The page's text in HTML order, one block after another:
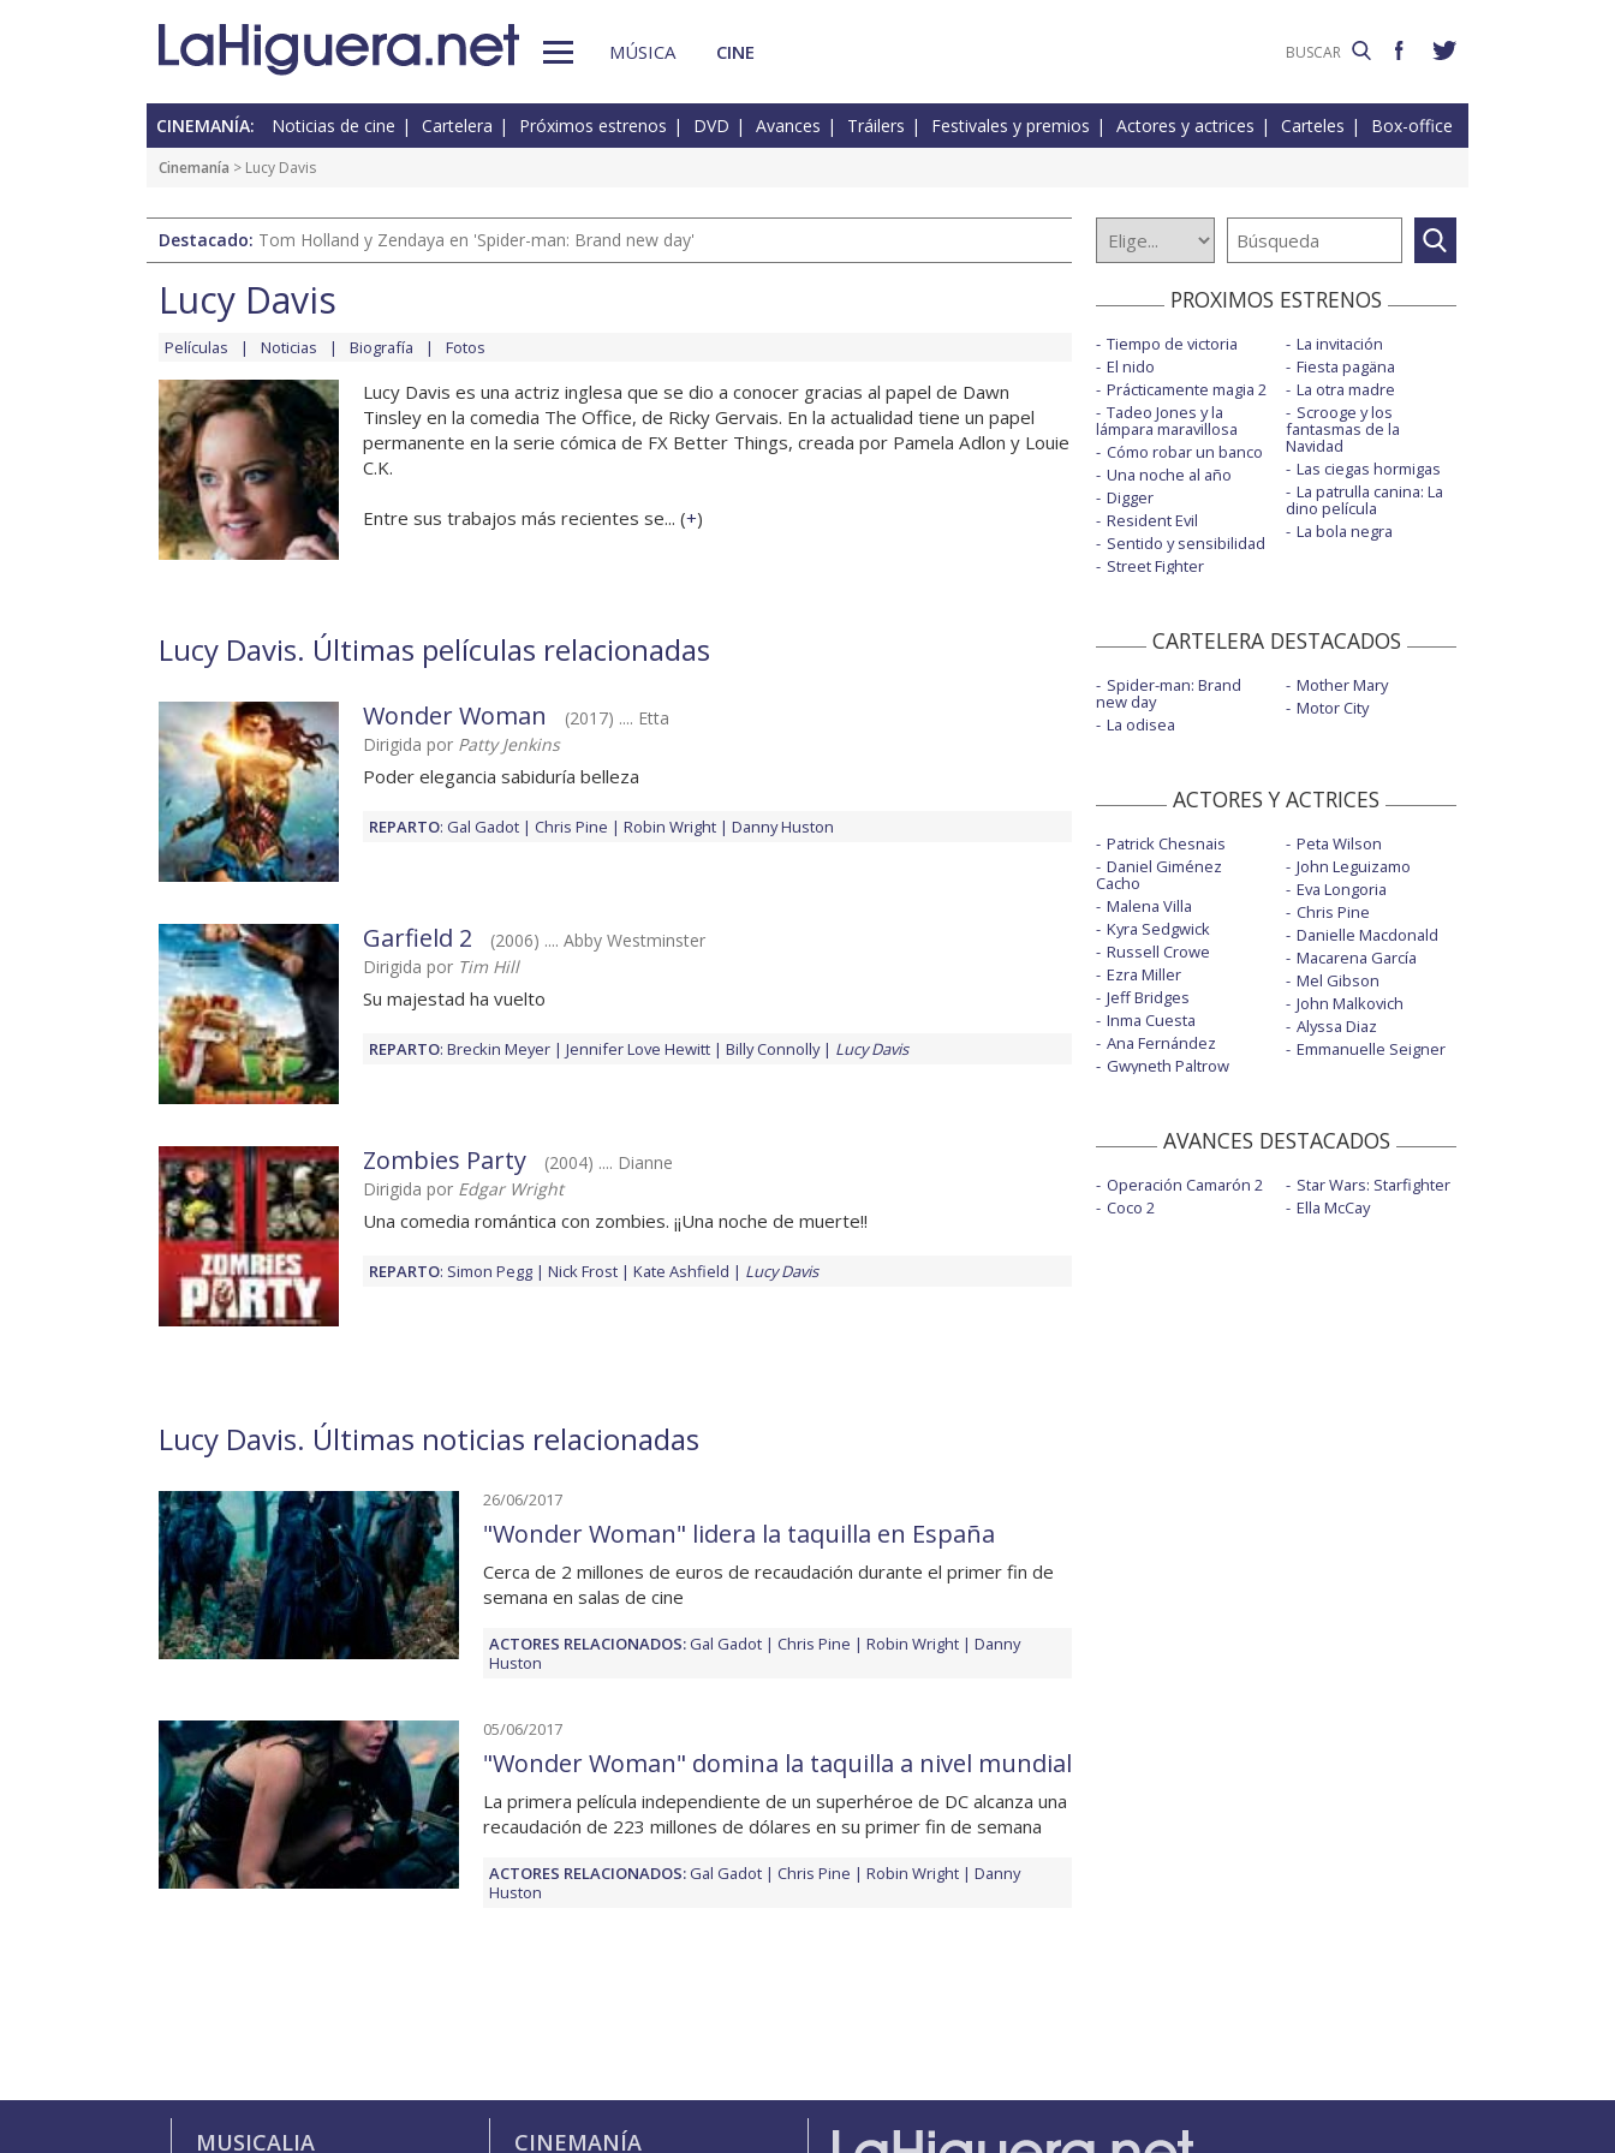
MÚSICA CINE
CINEMANÍA: Noticias de cine Cartelera Próximos estrenos DVD Avances Tráilers Festivales y premios Actores y actrices Carteles Box-office
Cinemanía > Lucy Davis
Destacado: Tom Holland y Zendaya en 'Spider-man: Brand new day'
Lucy Davis
Películas Noticias Biografía Fotos
Lucy Davis es una actriz inglesa que se dio a conocer gracias al papel de Dawn
Tinsley en la comedia The Office, de Ricky Gervais. En la actualidad tiene un papel
permanente en la serie cómica de FX Better Things, creada por Pamela Adlon y Louie
C.K.
Entre sus trabajos más recientes se... (+)
Lucy Davis. Últimas películas relacionadas
Wonder Woman
(2017) .... Etta
Dirigida por Patty Jenkins
Poder elegancia sabiduría belleza
REPARTO: Gal Gadot Chris Pine Robin Wright Danny Huston
Garfield 2
(2006) .... Abby Westminster
Dirigida por Tim Hill
Su majestad ha vuelto
REPARTO: Breckin Meyer Jennifer Love Hewitt Billy Connolly Lucy Davis
Zombies Party
(2004) .... Dianne
Dirigida por Edgar Wright
Una comedia romántica con zombies. ¡¡Una noche de muerte!!
REPARTO: Simon Pegg Nick Frost Kate Ashfield Lucy Davis
Lucy Davis. Últimas noticias relacionadas
26/06/2017
"Wonder Woman" lidera la taquilla en España
Cerca de 2 millones de euros de recaudación durante el primer fin de
semana en salas de cine
ACTORES RELACIONADOS: Gal Gadot Chris Pine Robin Wright
Danny
Huston
05/06/2017
"Wonder Woman" domina la taquilla a nivel mundial
La primera película independiente de un superhéroe de DC alcanza una
recaudación de 223 millones de dólares en su primer fin de semana
ACTORES RELACIONADOS: Gal Gadot Chris Pine Robin Wright
Danny
Huston
PROXIMOS ESTRENOS
Tiempo de victoria
El nido
Prácticamente magia 2
Tadeo Jones y la
lámpara maravillosa
Cómo robar un banco
Una noche al año
Digger
Resident Evil
Sentido y sensibilidad
Street Fighter
La invitación
Fiesta pagäna
La otra madre
Scrooge y los
fantasmas de la
Navidad
Las ciegas hormigas
La patrulla canina: La
dino película
La bola negra
CARTELERA DESTACADOS
Spider-man: Brand
new day
La odisea
Mother Mary
Motor City
ACTORES Y ACTRICES
Patrick Chesnais
Daniel Giménez
Cacho
Malena Villa
Kyra Sedgwick
Russell Crowe
Ezra Miller
Jeff Bridges
Inma Cuesta
Ana Fernández
Gwyneth Paltrow
Peta Wilson
John Leguizamo
Eva Longoria
Chris Pine
Danielle Macdonald
Macarena García
Mel Gibson
John Malkovich
Alyssa Diaz
Emmanuelle Seigner
AVANCES DESTACADOS
Operación Camarón 2
Coco 2
Star Wars: Starfighter
Ella McCay
MUSICALIA CINEMANÍA